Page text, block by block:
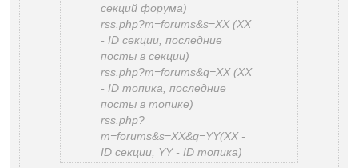
секций форума)
rss.php?m=forums&s=XX (XX
- ID секции, последние
посты в секции)
rss.php?m=forums&q=XX (XX
- ID топика, последние
посты в топике)
rss.php?
m=forums&s=XX&q=YY(XX -
ID секции, YY - ID топика)